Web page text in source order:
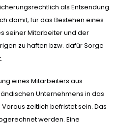
als Entsendung.
damit, für das Bestehen eines
seiner Mitarbeiter und der
zu haften bzw. dafür Sorge
eines Mitarbeiters aus
Unternehmens in das
zeitlich befristet sein. Das
werden. Eine